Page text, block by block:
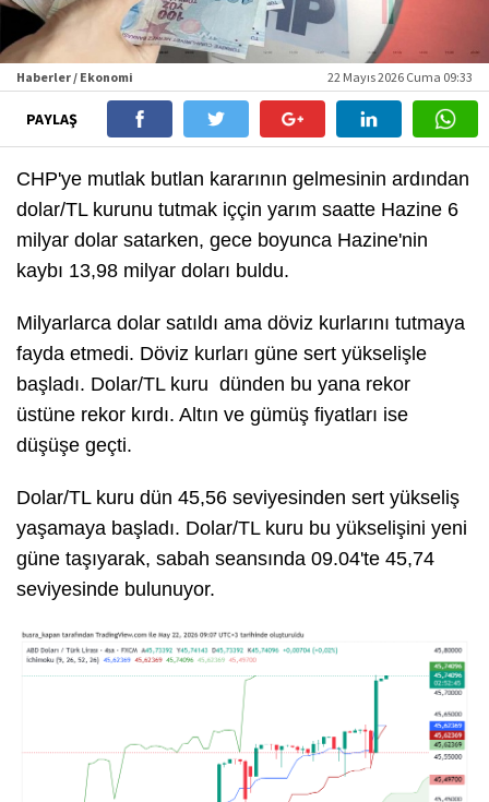
Haberler / Ekonomi 22 Mayıs 2026 Cuma 09:33
PAYLAŞ
CHP'ye mutlak butlan kararının gelmesinin ardından
dolar/TL kurunu tutmak iççin yarım saatte Hazine 6
milyar dolar satarken, gece boyunca Hazine'nin
kaybı 13,98 milyar doları buldu.
Milyarlarca dolar satıldı ama döviz kurlarını tutmaya
fayda etmedi. Döviz kurları güne sert yükselişle
başladı. Dolar/TL kuru dünden bu yana rekor
üstüne rekor kırdı. Altın ve gümüş fiyatları ise
düşüşe geçti.
Dolar/TL kuru dün 45,56 seviyesinden sert yükseliş
yaşamaya başladı. Dolar/TL kuru bu yükselişini yeni
güne taşıyarak, sabah seansında 09.04'te 45,74
seviyesinde bulunuyor.